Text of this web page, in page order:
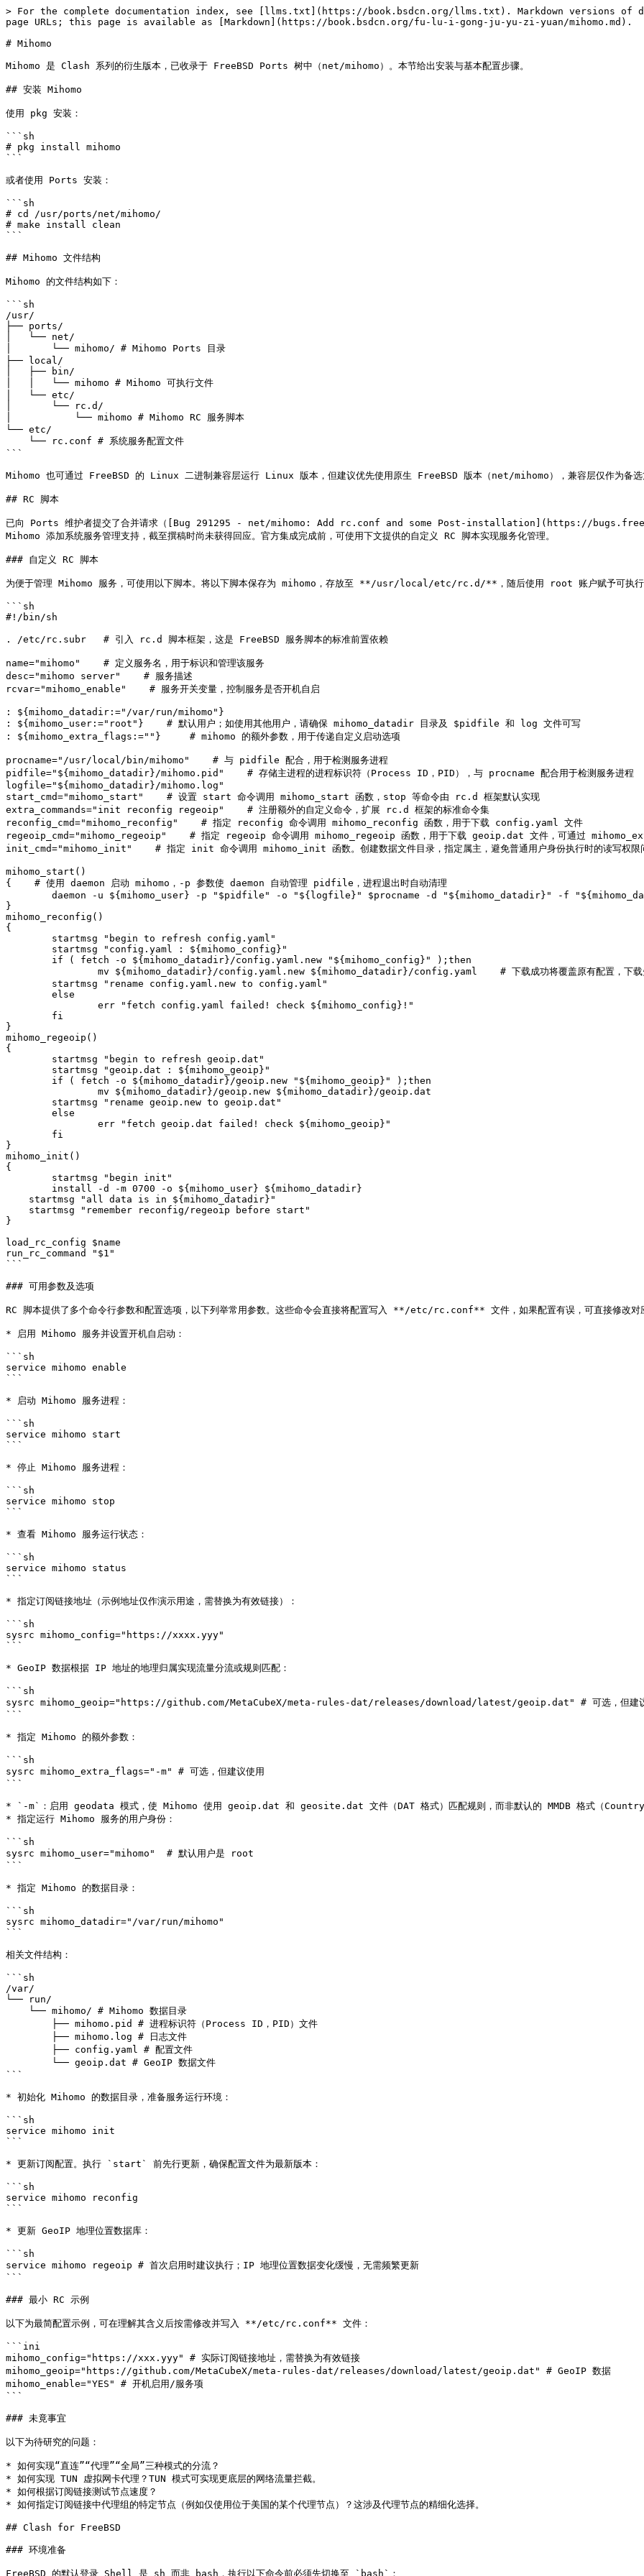
> For the complete documentation index, see [llms.txt](https://book.bsdcn.org/llms.txt). Markdown versions of
page URLs; this page is available as [Markdown](https://book.bsdcn.org/fu-lu-i-gong-ju-yu-zi-yuan/mihomo.md).
# Mihomo
Mihomo 是 Clash 系列的衍生版本，已收录于 FreeBSD Ports 树中（net/mihomo）。本节给出安装与基本配置步骤。
## 安装 Mihomo
使用 pkg 安装：
```sh
# pkg install mihomo
```
或者使用 Ports 安装：
```sh
# cd /usr/ports/net/mihomo/
# make install clean
```
## Mihomo 文件结构
Mihomo 的文件结构如下：
```sh
/usr/
├── ports/
│   └── net/
│       └── mihomo/ # Mihomo Ports 目录
├── local/
│   ├── bin/
│   │   └── mihomo # Mihomo 可执行文件
│   └── etc/
│       └── rc.d/
│           └── mihomo # Mihomo RC 服务脚本
└── etc/
```
Mihomo 也可通过 FreeBSD 的 Linux 二进制兼容层运行 Linux 版本，但建议优先使用原生 FreeBSD 版本（net/mihomo），兼容层仅作为备选
## RC 脚本
已向 Ports 维护者提交了合并请求（[Bug 291295 - net/mihomo: Add rc.conf and some Post-installation](https://
Mihomo 添加系统服务管理支持，截至撰稿时尚未获得回应。官方集成完成前，可使用下文提供的自定义 RC 脚本实现服务化管理。
### 自定义 RC 脚本
为便于管理 Mihomo 服务，可使用以下脚本。将以下脚本保存为 mihomo，存放至 **/usr/local/etc/rc.d/**，随后使用 root 账户赋予
```sh
#!/bin/sh
. /etc/rc.subr   # 引入 rc.d 脚本框架，这是 FreeBSD 服务脚本的标准前置依赖
name="mihomo"    # 定义服务名，用于标识和管理该服务
desc="mihomo server"    # 服务描述
rcvar="mihomo_enable"    # 服务开关变量，控制服务是否开机自启
: ${mihomo_datadir:="/var/run/mihomo"}
: ${mihomo_user:="root"}    # 默认用户；如使用其他用户，请确保 mihomo_datadir 目录及 $pidfile 和 log 文件可写
: ${mihomo_extra_flags:=""}	# mihomo 的额外参数，用于传递自定义启动选项
procname="/usr/local/bin/mihomo"    # 与 pidfile 配合，用于检测服务进程
pidfile="${mihomo_datadir}/mihomo.pid"    # 存储主进程的进程标识符（Process ID，PID），与 procname 配合用于检测服务进程
logfile="${mihomo_datadir}/mihomo.log"
start_cmd="mihomo_start"    # 设置 start 命令调用 mihomo_start 函数，stop 等命令由 rc.d 框架默认实现
extra_commands="init reconfig regeoip"    # 注册额外的自定义命令，扩展 rc.d 框架的标准命令集
reconfig_cmd="mihomo_reconfig"    # 指定 reconfig 命令调用 mihomo_reconfig 函数，用于下载 config.yaml 文件
regeoip_cmd="mihomo_regeoip"    # 指定 regeoip 命令调用 mihomo_regeoip 函数，用于下载 geoip.dat 文件，可通过
init_cmd="mihomo_init"    # 指定 init 命令调用 mihomo_init 函数。创建数据文件目录，指定属主，避免普通用户身份执行时的读写权限
mihomo_start()
{    # 使用 daemon 启动 mihomo，-p 参数使 daemon 自动管理 pidfile，进程退出时自动清理
}
mihomo_reconfig()
{
}
mihomo_regeoip()
{
}
mihomo_init()
{
}
load_rc_config $name
run_rc_command "$1"
```
### 可用参数及选项
RC 脚本提供了多个命令行参数和配置选项，以下列举常用参数。这些命令会直接将配置写入 **/etc/rc.conf** 文件，如果配置有误，可直接修改对
* 启用 Mihomo 服务并设置开机自启动：
```sh
service mihomo enable
```
* 启动 Mihomo 服务进程：
```sh
service mihomo start
```
* 停止 Mihomo 服务进程：
```sh
service mihomo stop
```
* 查看 Mihomo 服务运行状态：
```sh
service mihomo status
```
* 指定订阅链接地址（示例地址仅作演示用途，需替换为有效链接）：
```sh
sysrc mihomo_config="https://xxxx.yyy"
```
* GeoIP 数据根据 IP 地址的地理归属实现流量分流或规则匹配：
```sh
sysrc mihomo_geoip="https://github.com/MetaCubeX/meta-rules-dat/releases/download/latest/geoip.dat" # 可选，但建
```
* 指定 Mihomo 的额外参数：
```sh
sysrc mihomo_extra_flags="-m" # 可选，但建议使用
```
* `-m`：启用 geodata 模式，使 Mihomo 使用 geoip.dat 和 geosite.dat 文件（DAT 格式）匹配规则，而非默认的 MMDB 格式（
* 指定运行 Mihomo 服务的用户身份：
```sh
sysrc mihomo_user="mihomo"  # 默认用户是 root
```
* 指定 Mihomo 的数据目录：
```sh
sysrc mihomo_datadir="/var/run/mihomo"
```
相关文件结构：
```sh
/var/
└── run/
```
* 初始化 Mihomo 的数据目录，准备服务运行环境：
```sh
service mihomo init
```
* 更新订阅配置。执行 `start` 前先行更新，确保配置文件为最新版本：
```sh
service mihomo reconfig
```
* 更新 GeoIP 地理位置数据库：
```sh
service mihomo regeoip # 首次启用时建议执行；IP 地理位置数据变化缓慢，无需频繁更新
```
### 最小 RC 示例
以下为最简配置示例，可在理解其含义后按需修改并写入 **/etc/rc.conf** 文件：
```ini
mihomo_config="https://xxx.yyy" # 实际订阅链接地址，需替换为有效链接
mihomo_geoip="https://github.com/MetaCubeX/meta-rules-dat/releases/download/latest/geoip.dat" # GeoIP 数据
mihomo_enable="YES" # 开机启用/服务项
```
### 未竟事宜
以下为待研究的问题：
* 如何实现“直连”“代理”“全局”三种模式的分流？
* 如何实现 TUN 虚拟网卡代理？TUN 模式可实现更底层的网络流量拦截。
* 如何根据订阅链接测试节点速度？
* 如何指定订阅链接中代理组的特定节点（例如仅使用位于美国的某个代理节点）？这涉及代理节点的精细化选择。
## Clash for FreeBSD
### 环境准备
FreeBSD 的默认登录 Shell 是 sh 而非 bash，执行以下命令前必须先切换至 `bash`：